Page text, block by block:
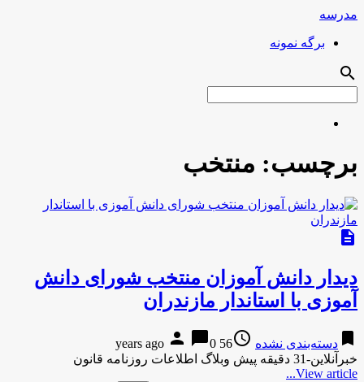
مدرسه
برگه نمونه
search
برچسب: منتخب
description
دیدار دانش آموزان منتخب شورای دانش
آموزی با استاندار مازندران
bookmark دسته‌بندی نشده access_time
56 years ago
person chat_bubble0
خبرآنلاین-31 دقیقه پیش وبلاگ اطلاعات روزنامه قانون
View article...